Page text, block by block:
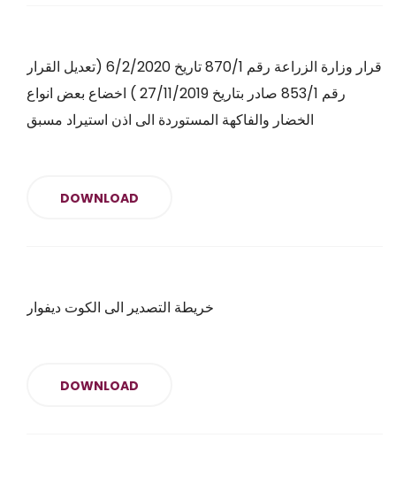
قرار وزارة الزراعة رقم 870/1 تاريخ 6/2/2020 (تعديل القرار
رقم 853/1 صادر بتاريخ 27/11/2019 ) اخضاع بعض انواع
الخضار والفاكهة المستوردة الى اذن استيراد مسبق
DOWNLOAD
خريطة التصدير الى الكوت ديفوار
DOWNLOAD